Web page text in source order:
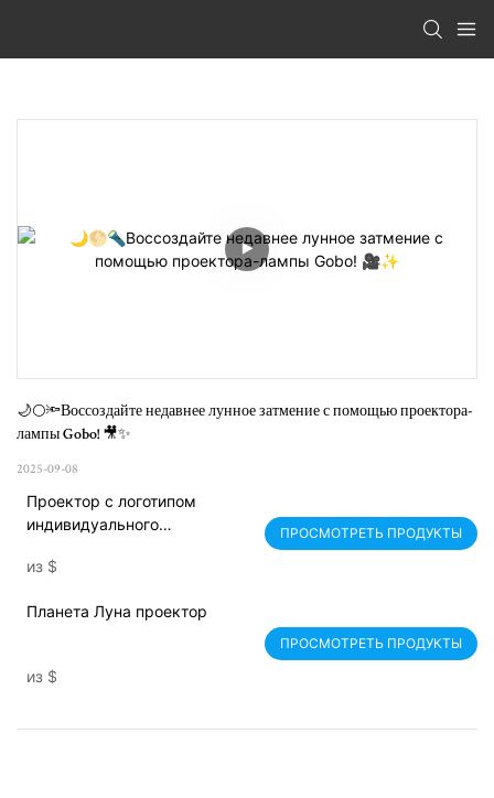
🌙🌕🔦Воссоздайте недавнее лунное затмение с помощью проектора-
лампы Gobo! 🎥✨
2025-09-08
Проектор с логотипом
индивидуального
120 Вт для рекламы
из $
ПРОСМОТРЕТЬ ПРОДУКТЫ
Планета Луна проектор
из $
ПРОСМОТРЕТЬ ПРОДУКТЫ